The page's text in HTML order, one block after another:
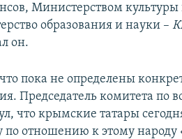
Министерством
образования и науки –
он.
пока не определены
Председатель комитета по
что крымские татары
по отношению к этому народу